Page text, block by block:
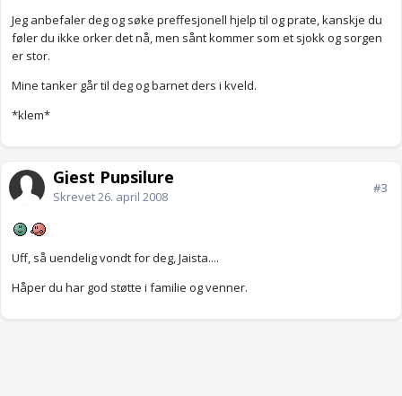
Jeg anbefaler deg og søke preffesjonell hjelp til og prate, kanskje du
føler du ikke orker det nå, men sånt kommer som et sjokk og sorgen
er stor.
Mine tanker går til deg og barnet ders i kveld.
*klem*
Gjest Pupsilure
Skrevet26. april 2008
#3
Uff, så uendelig vondt for deg, Jaista....
Håper du har god støtte i familie og venner.